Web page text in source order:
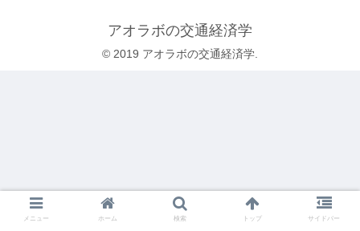
アオラボの交通経済学
© 2019 アオラボの交通経済学.
メニュー ホーム 検索 トップ サイドバー